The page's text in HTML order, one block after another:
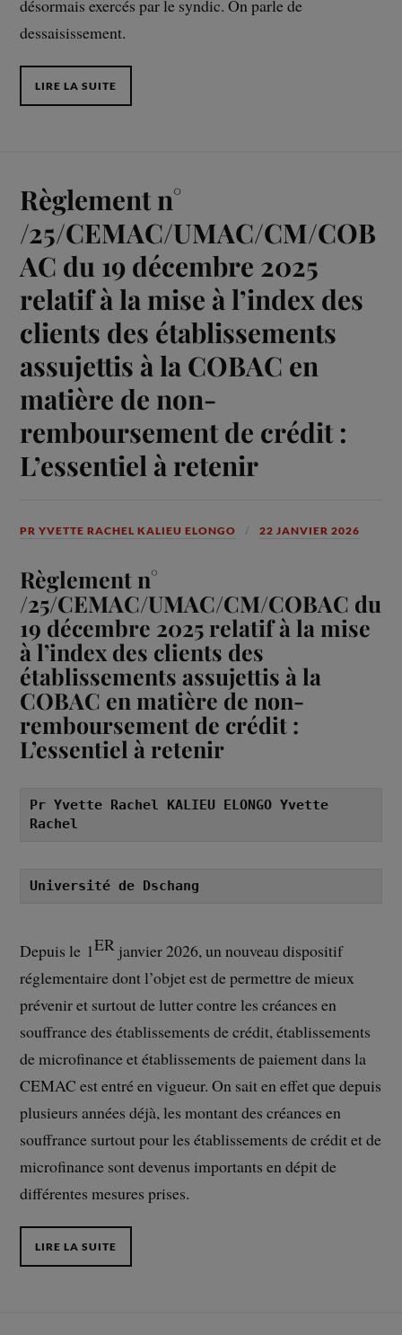
désormais exercés par le syndic. On parle de
dessaisissement.
LIRE LA SUITE
Règlement n°
/25/CEMAC/UMAC/CM/COB
AC du 19 décembre 2025
relatif à la mise à l’index des
clients des établissements
assujettis à la COBAC en
matière de non-
remboursement de crédit :
L’essentiel à retenir
PR YVETTE RACHEL KALIEU ELONGO 22 JANVIER 2026
Règlement n°
/25/CEMAC/UMAC/CM/COBAC du
19 décembre 2025 relatif à la mise
à l’index des clients des
établissements assujettis à la
COBAC en matière de non-
remboursement de crédit :
L’essentiel à retenir
Pr Yvette Rachel KALIEU ELONGO Yvette
Rachel
Université de Dschang
Depuis le 1ER janvier 2026, un nouveau dispositif
réglementaire dont l’objet est de permettre de mieux
prévenir et surtout de lutter contre les créances en
souffrance des établissements de crédit, établissements
de microfinance et établissements de paiement dans la
CEMAC est entré en vigueur. On sait en effet que depuis
plusieurs années déjà, les montant des créances en
souffrance surtout pour les établissements de crédit et de
microfinance sont devenus importants en dépit de
différentes mesures prises.
LIRE LA SUITE